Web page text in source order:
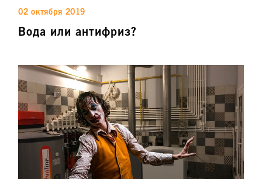
02 октября 2019
Вода или антифриз?